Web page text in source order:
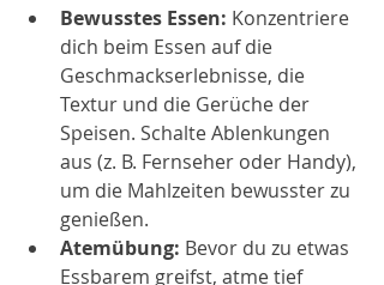
Bewusstes Essen: Konzentriere
dich beim Essen auf die
Geschmackserlebnisse, die
Textur und die Gerüche der
Speisen. Schalte Ablenkungen
aus (z. B. Fernseher oder Handy),
um die Mahlzeiten bewusster zu
genießen.
Atemübung: Bevor du zu etwas
Essbarem greifst, atme tief